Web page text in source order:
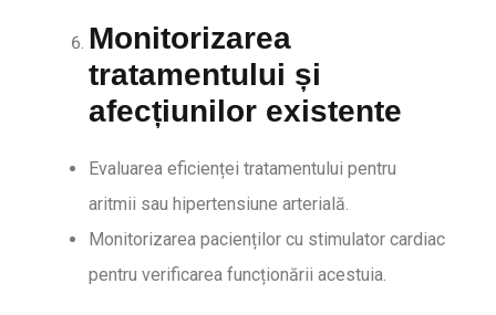
Monitorizarea
tratamentului și
afecțiunilor existente
Evaluarea eficienței tratamentului pentru
aritmii sau hipertensiune arterială.
Monitorizarea pacienților cu stimulator cardiac
pentru verificarea funcționării acestuia.